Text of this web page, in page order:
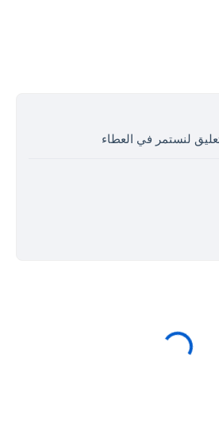
لنستمر في العطاء